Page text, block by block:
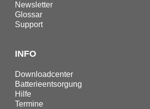
Newsletter
Glossar
Support
INFO
Downloadcenter
Batterieentsorgung
Hilfe
Termine